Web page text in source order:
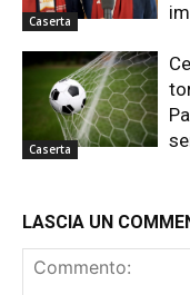
Caserta
Caserta
LASCIA UN